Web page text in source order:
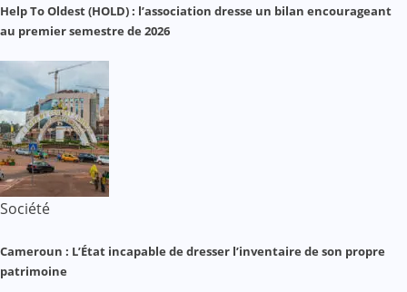
Help To Oldest (HOLD) : l’association dresse un bilan encourageant
au premier semestre de 2026
Société
Cameroun : L’État incapable de dresser l’inventaire de son propre
patrimoine